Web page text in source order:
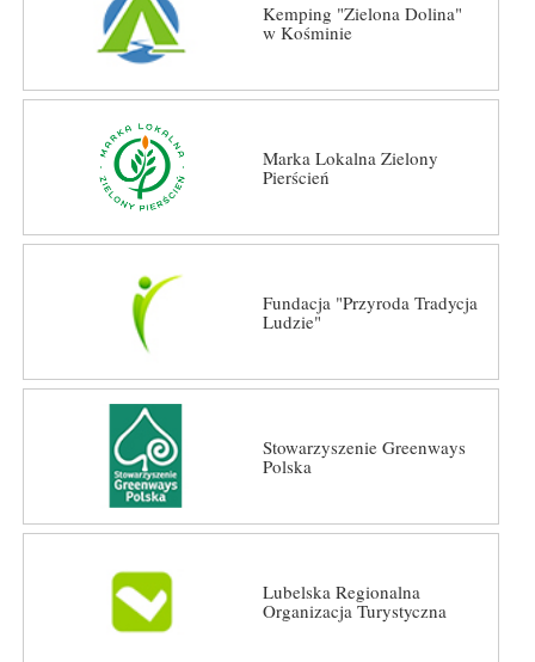
Kemping "Zielona Dolina"
w Kośminie
Marka Lokalna Zielony
Pierścień
Fundacja "Przyroda Tradycja
Ludzie"
Stowarzyszenie Greenways
Polska
Lubelska Regionalna
Organizacja Turystyczna